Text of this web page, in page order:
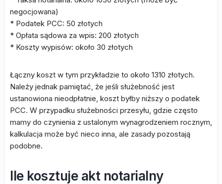
negocjowana)
* Podatek PCC: 50 złotych
* Opłata sądowa za wpis: 200 złotych
* Koszty wypisów: około 30 złotych
Łączny koszt w tym przykładzie to około 1310 złotych.
Należy jednak pamiętać, że jeśli służebność jest
ustanowiona nieodpłatnie, koszt byłby niższy o podatek
PCC. W przypadku służebności przesyłu, gdzie często
mamy do czynienia z ustalonym wynagrodzeniem rocznym,
kalkulacja może być nieco inna, ale zasady pozostają
podobne.
Ile kosztuje akt notarialny